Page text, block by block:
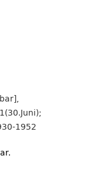
1952